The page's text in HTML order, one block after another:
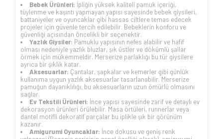
Bebek Ürünleri: İpliğin yüksek kaliteli pamuk içeriği,
tüylenme ve kaşıntı yapmayan yapısı sayesinde bebek giysileri,
battaniyeler ve oyuncaklar gibi hassas ciltlere temas edecek
projeler için güvenle tercih edilebilir. Bebeklerin konforu ve
güvenliği açısından öncelikli bir seçenektir.
Yazlık Giysiler: Pamuklu yapısının nefes alabilir ve hafif
olması nedeniyle yazlık bluzlar, şık üstler ve dökümlü şallar
örmek için mükemmeldir. Merserize parlaklığı bu tür giysilere
ayrıca bir şıklık katar.
Aksesuarlar: Çantalar, şapkalar ve kemerler gibi günlük
kullanıma uygun yazlık aksesuarlar tasarlanabilir. Merserize
pamuğun dayanıklılığı, bu aksesuarların uzun ömürlü olmasını
sağlar.
Ev Tekstili Ürünleri: İnce yapısı sayesinde zarif ve detaylı ev
dekorasyon ürünleri örülebilir. Masa örtüleri, runnerlar veya
dantel motifli dekoratif parçalar bu iplikle şık bir görünüm
kazanır.
Amigurumi Oyuncaklar: İnce dokusu ve geniş renk